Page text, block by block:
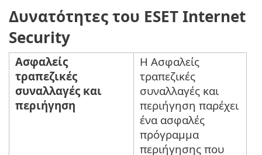
Δυνατότητες του ESET Internet
Security
Ασφαλείς
τραπεζικές
συναλλαγές και
περιήγηση
Η Ασφαλείς
τραπεζικές
συναλλαγές και
περιήγηση παρέχει
ένα ασφαλές
πρόγραμμα
περιήγησης που